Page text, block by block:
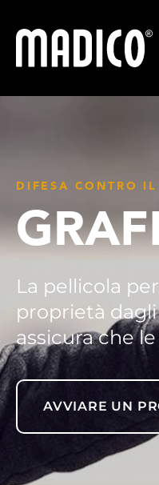
Madico
DIFESA CONTRO
La pellicola
proprietà
assicura che
AVVIARE UN